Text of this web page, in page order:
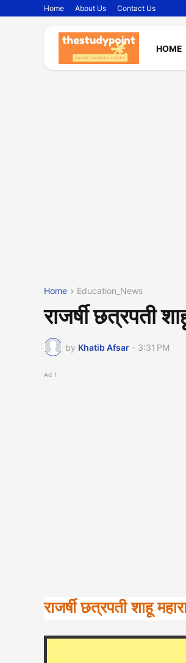
Home About Us Contact Us
HOME
Home Education_News
राजर्षी छत्रपती
by Khatib Afsar - 3:31 PM
Ad 1
राजर्षी छत्रपती शाहू